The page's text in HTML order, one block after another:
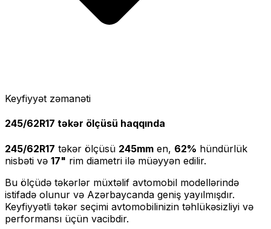
Keyfiyyət zəmanəti
245/62R17 təkər ölçüsü haqqında
245/62R17 təkər ölçüsü 245mm en, 62% hündürlük
nisbəti və 17" rim diametri ilə müəyyən edilir.
Bu ölçüdə təkərlər müxtəlif avtomobil modellərində
istifadə olunur və Azərbaycanda geniş yayılmışdır.
Keyfiyyətli təkər seçimi avtomobilinizin təhlükəsizliyi və
performansı üçün vacibdir.